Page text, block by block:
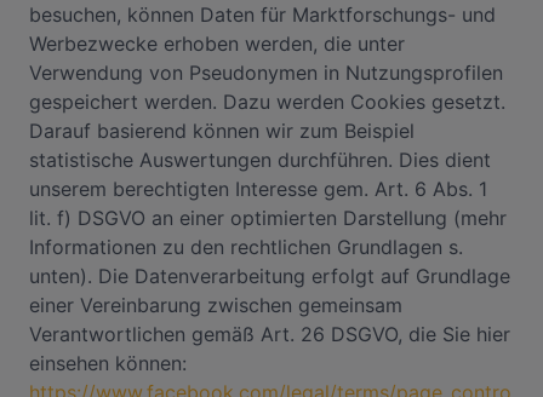
besuchen, können Daten für Marktforschungs- und
Werbezwecke erhoben werden, die unter
Verwendung von Pseudonymen in Nutzungsprofilen
gespeichert werden. Dazu werden Cookies gesetzt.
Darauf basierend können wir zum Beispiel
statistische Auswertungen durchführen. Dies dient
unserem berechtigten Interesse gem. Art. 6 Abs. 1
lit. f) DSGVO an einer optimierten Darstellung (mehr
Informationen zu den rechtlichen Grundlagen s.
unten). Die Datenverarbeitung erfolgt auf Grundlage
einer Vereinbarung zwischen gemeinsam
Verantwortlichen gemäß Art. 26 DSGVO, die Sie hier
einsehen können: